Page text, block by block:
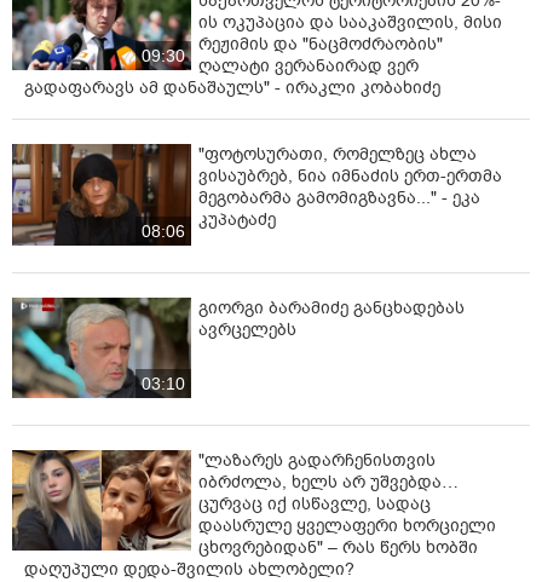
09:30
ის ოკუპაცია და სააკაშვილის, მისი
რეჟიმის და "ნაცმოძრაობის"
ღალატი ვერანაირად ვერ
გადაფარავს ამ დანაშაულს" - ირაკლი კობახიძე
08:06
"ფოტოსურათი, რომელზეც ახლა
ვისაუბრებ, ნია იმნაძის ერთ-ერთმა
მეგობარმა გამომიგზავნა..." - ეკა
კუპატაძე
03:10
გიორგი ბარამიძე განცხადებას
ავრცელებს
"ლაზარეს გადარჩენისთვის
იბრძოლა, ხელს არ უშვებდა…
ცურვაც იქ ისწავლე, სადაც
დაასრულე ყველაფერი ხორციელი
ცხოვრებიდან" – რას წერს ხობში
დაღუპული დედა-შვილის ახლობელი?